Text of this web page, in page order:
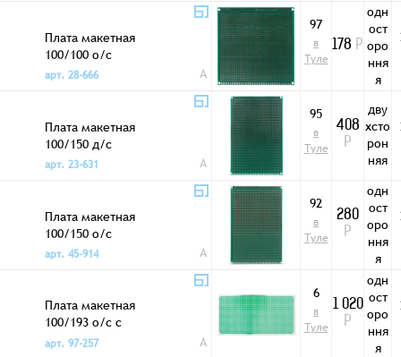
Плата макетная
100/100 о/с
арт. 28-666
A
97
в
Туле
178 Р
одн
ост
оро
ння
я
Плата макетная
100/150 д/с
арт. 23-631
A
95
в
Туле
408
Р
дву
хсто
рон
няя
Плата макетная
100/150 о/с
арт. 45-914
A
92
в
Туле
280
Р
одн
ост
оро
ння
я
Плата макетная
100/193 о/с с
креп.отв. 2DM_1L
арт. 97-257 A
6
в
Туле
1 020
Р
одн
ост
оро
ння
я